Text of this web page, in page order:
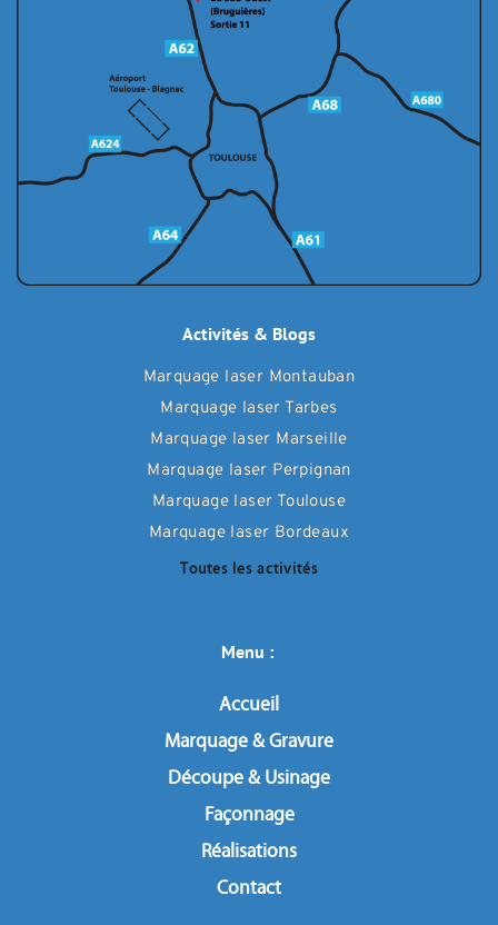
Activités & Blogs
Marquage laser Montauban
Marquage laser Tarbes
Marquage laser Marseille
Marquage laser Perpignan
Marquage laser Toulouse
Marquage laser Bordeaux
Toutes les activités
Menu :
Accueil
Marquage & Gravure
Découpe & Usinage
Façonnage
Réalisations
Contact